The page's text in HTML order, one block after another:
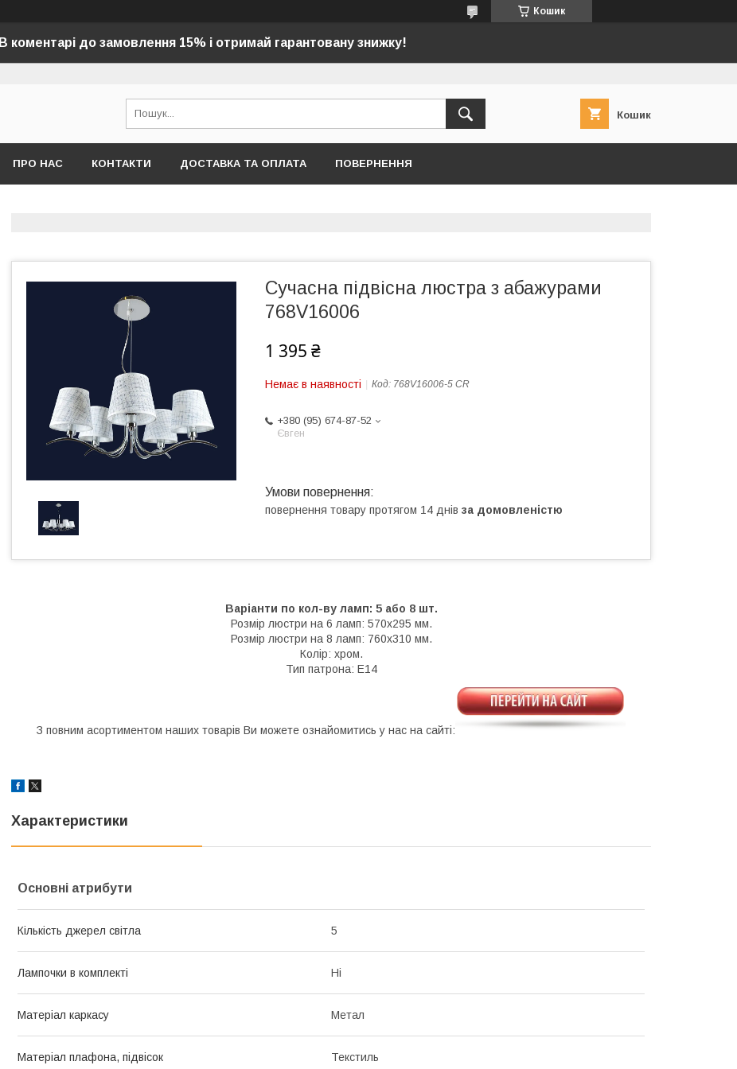
Кошик
В коментарі до замовлення 15% і отримай гарантовану знижку!
Кошик
ПРО НАС КОНТАКТИ ДОСТАВКА ТА ОПЛАТА ПОВЕРНЕННЯ
Сучасна підвісна люстра з абажурами
768V16006
1 395 ₴
Немає в наявності Код: 768V16006-5 CR
+380 (95) 674-87-52
Євген
повернення товару протягом 14 днів за домовленістю
Варіанти по кол-ву ламп: 5 або 8 шт.
Розмір люстри на 6 ламп: 570x295 мм.
Розмір люстри на 8 ламп: 760x310 мм.
Колір: хром.
Тип патрона: Е14
З повним асортиментом наших товарів Ви можете ознайомитись у нас на сайті:
Характеристики
Основні атрибути
Кількість джерел світла 5
Лампочки в комплекті Ні
Матеріал каркасу Метал
Матеріал плафона, підвісок Текстиль